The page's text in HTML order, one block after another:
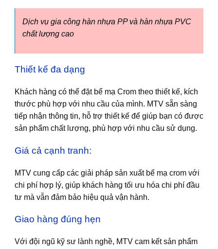
Dịch vụ gia công hàn nhựa PP và hàn nhựa PVC
chất lượng cao
Thiết kế đa dạng
Khách hàng có thể đặt bể mạ Crom theo thiết kế, kích
thước phù hợp với nhu cầu của mình. MTV sẵn sàng
tiếp nhận thông tin, hỗ trợ thiết kế để giúp bạn có được
sản phẩm chất lượng, phù hợp với nhu cầu sử dụng.
Giá cả cạnh tranh:
MTV cung cấp các giải pháp sản xuất bể mạ crom với
chi phí hợp lý, giúp khách hàng tối ưu hóa chi phí đầu
tư mà vẫn đảm bảo hiệu quả vận hành.
Giao hàng đúng hẹn
Với đội ngũ kỹ sư lành nghề, MTV cam kết sản phẩm